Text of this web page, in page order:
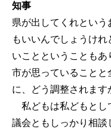
知事
県が出してくれとい
もいいんでしょうけ
いことということも
市が思っていること
に、どう調整されます
私どもは私どもとし
議会ともしっかり相談